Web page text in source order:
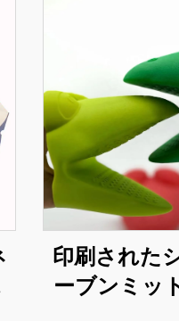
印刷された
ーブンミッ